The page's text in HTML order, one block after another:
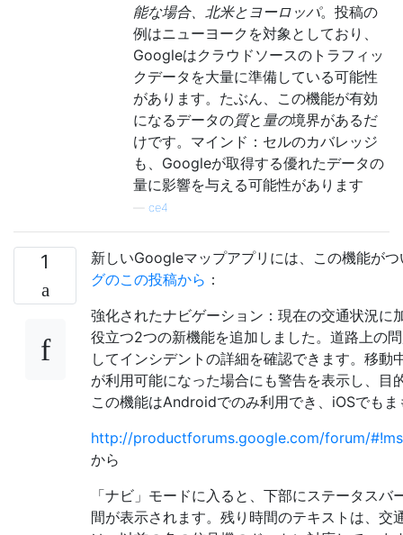
能な場合、北米とヨーロッパ。投稿の
例はニューヨークを対象としており、
Googleはクラウドソースのトラフィッ
クデータを大量に準備している可能性
があります。たぶん、この機能が有効
になるデータの質と 量の境界があるだ
けです。マインド：セルのカバレッジ
も、Googleが取得する優れたデータの
量に影響を与える可能性があります
ce4
1
新しいGoogleマップアプリには、この機能が
グのこの投稿から ：
強化されたナビゲーション：現在の交通状況に
役立つ2つの新機能を追加しました。道路上の
してインシデントの詳細を確認できます。移
が利用可能になった場合にも警告を表示し、目
この機能はAndroidでのみ利用でき、iOSでも
http://productforums.google.com/forum/
から
「ナビ」モードに入ると、下部にステータス
間が表示されます。残り時間のテキストは、交